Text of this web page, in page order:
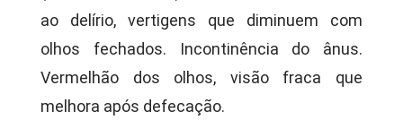
ao delírio, vertigens que diminuem com
olhos fechados. Incontinência do ânus.
Vermelhão dos olhos, visão fraca que
melhora após defecação.